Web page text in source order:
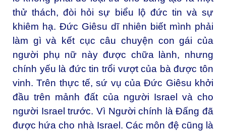
thử thách, đòi hỏi sự biểu lộ đức tin và sự
khiêm hạ. Đức Giêsu dĩ nhiên biết mình phải
làm gì và kết cục câu chuyện con gái của
người phụ nữ này được chữa lành, nhưng
chính yếu là đức tin trổi vượt của bà được tôn
vinh. Trên thực tế, sứ vụ của Đức Giêsu khởi
đầu trên mảnh đất của người Israel và cho
người Israel trước. Vì Người chính là Đấng đã
được hứa cho nhà Israel. Các môn đệ cũng là